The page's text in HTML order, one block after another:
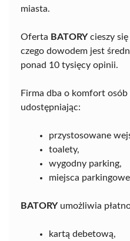
miasta.
Oferta BATORYcieszy
czego dowodem jest
ponad 10 tysięcy opinii.
Firma dba o komfort osób
udostępniając:
przystosowane
toalety,
wygodny parking,
miejsca
BATORYumożliwia
kartą debetową,